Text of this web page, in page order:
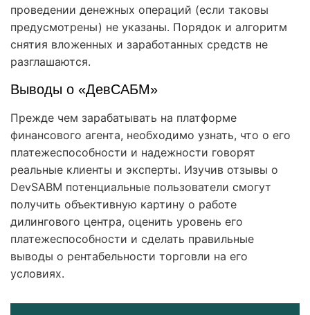
проведении денежных операций (если таковы
предусмотрены) не указаны. Порядок и алгоритм
снятия вложенных и заработанных средств не
разглашаются.
Выводы о «ДевСАБМ»
Прежде чем зарабатывать на платформе
финансового агента, необходимо узнать, что о его
платежеспособности и надежности говорят
реальные клиенты и эксперты. Изучив отзывы о
DevSABM потенциальные пользователи смогут
получить объективную картину о работе
дилингового центра, оценить уровень его
платежеспособности и сделать правильные
выводы о рентабельности торговли на его
условиях.